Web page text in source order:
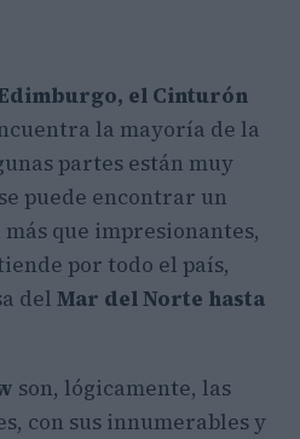
el Cinturón
la mayoría de la
partes están muy
puede encontrar un
que impresionantes,
por todo el país,
del Mar del Norte hasta
son, lógicamente, las
con sus innumerables y